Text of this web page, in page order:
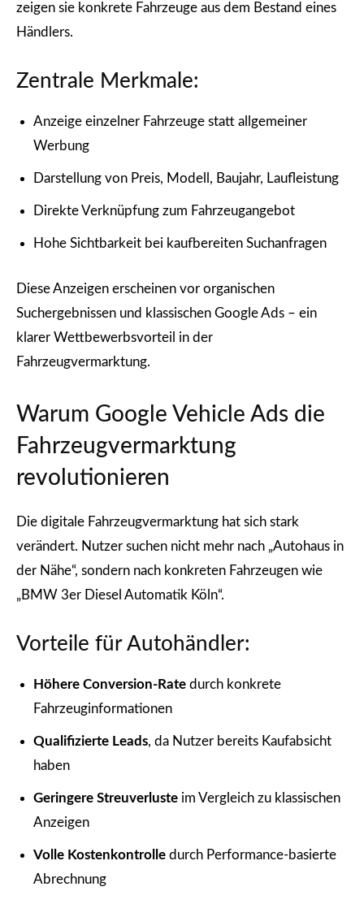
zeigen sie konkrete Fahrzeuge aus dem Bestand eines
Händlers.
Zentrale Merkmale:
Anzeige einzelner Fahrzeuge statt allgemeiner
Werbung
Darstellung von Preis, Modell, Baujahr, Laufleistung
Direkte Verknüpfung zum Fahrzeugangebot
Hohe Sichtbarkeit bei kaufbereiten Suchanfragen
Diese Anzeigen erscheinen vor organischen
Suchergebnissen und klassischen Google Ads – ein
klarer Wettbewerbsvorteil in der
Fahrzeugvermarktung.
Warum Google Vehicle Ads die
Fahrzeugvermarktung
revolutionieren
Die digitale Fahrzeugvermarktung hat sich stark
verändert. Nutzer suchen nicht mehr nach „Autohaus in
der Nähe“, sondern nach konkreten Fahrzeugen wie
„BMW 3er Diesel Automatik Köln“.
Vorteile für Autohändler:
Höhere Conversion-Rate durch konkrete
Fahrzeuginformationen
Qualifizierte Leads, da Nutzer bereits Kaufabsicht
haben
Geringere Streuverluste im Vergleich zu klassischen
Anzeigen
Volle Kostenkontrolle durch Performance-basierte
Abrechnung